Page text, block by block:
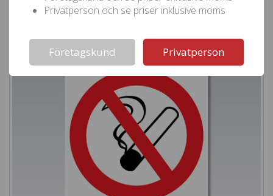
Gå till produkten
Privatperson och se priser inklusive moms
Företagskund Privatperson